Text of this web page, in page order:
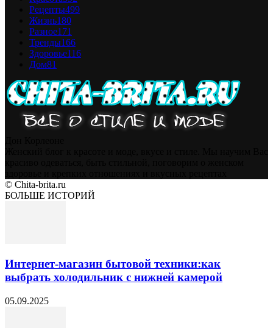
Рецепты499
Жизнь180
Разное171
Тренды166
Здоровье116
Дом81
© Chita-brita.ru
БОЛЬШЕ ИСТОРИЙ
Интернет‑магазин бытовой техники:как
выбрать холодильник с нижней камерой
05.09.2025